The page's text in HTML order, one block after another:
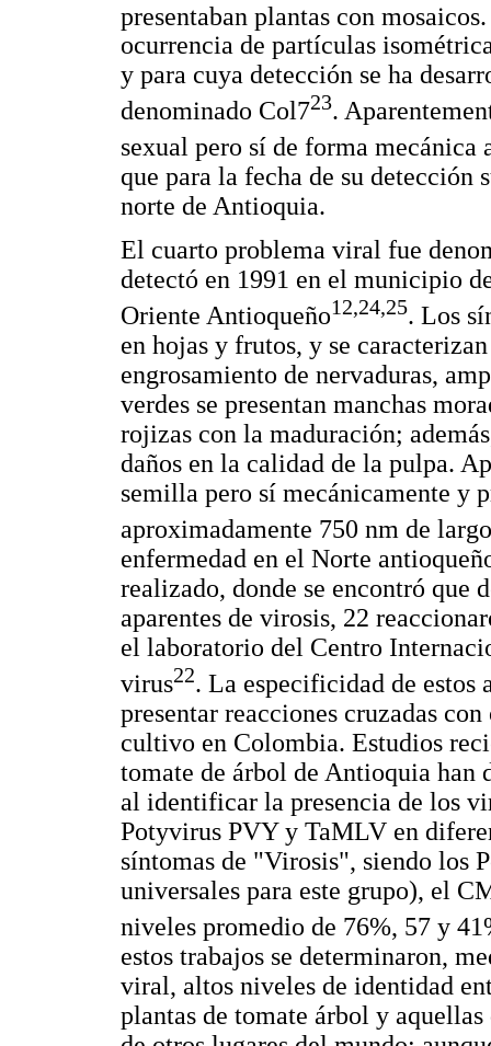
presentaban plantas con
ocurrencia de partículas
y para cuya detección se ha
denominado Col723.
sexual pero sí de forma mecánica
que para la fecha de su
norte de Antioquia.
El cuarto problema viral fue
detectó en 1991 en el municipio
Oriente Antioqueño12,24,25. Los
en hojas y frutos, y se
engrosamiento de nervaduras,
verdes se presentan manchas
rojizas con la maduración;
daños en la calidad de la pulpa.
semilla pero sí mecánicamente y
aproximadamente 750 nm de largo
enfermedad en el Norte
realizado, donde se encontró que
aparentes de virosis, 22
el laboratorio del Centro
virus22. La especificidad de estos
presentar reacciones cruzadas
cultivo en Colombia. Estudios
tomate de árbol de Antioquia han
al identificar la presencia de los
Potyvirus PVY y TaMLV en
síntomas de "Virosis", siendo los
universales para este grupo), el
niveles promedio de 76%, 57 y
estos trabajos se determinaron,
viral, altos niveles de identidad
plantas de tomate árbol y